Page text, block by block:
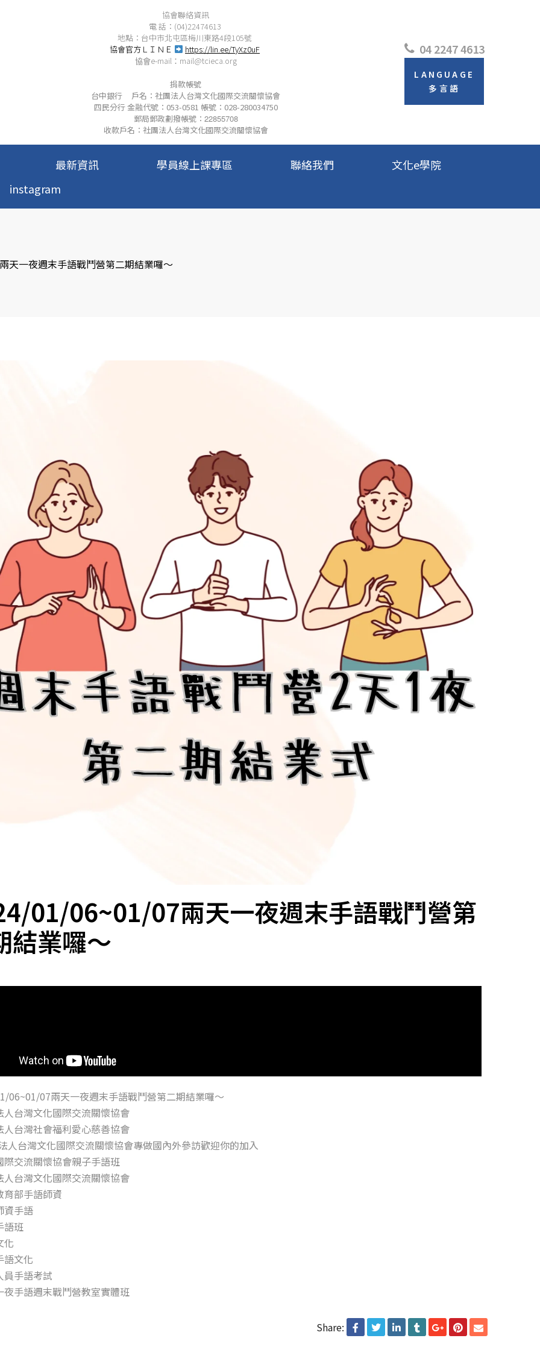
協會聯絡資訊
電 話：(04)22474613
地點：台中市北屯區梅川東路4段105號
協會官方ＬＩＮＥ
https://lin.ee/TyXz0uF
協會e-mail： mail@tcieca.org
捐款帳號
台中銀行 戶名：社團法人台灣文化國際交流關懷協會
四民分行 金融代號：053-0581 帳號：028-280034750
郵局郵政劃撥帳號： 22855708
收款戶名：社團法人台灣文化國際交流關懷協會
04 2247 4613
LANGUAGE
多言語
最新資訊 學員線上課專區 聯絡我們
文化e學院
instagram
天一夜週末手語戰鬥營第二期結業囉～
01/06~01/07兩天一夜週末手語戰鬥營第
結業囉～
06~01/07兩天一夜週末手語戰鬥營第二期結業囉～
人台灣文化國際交流關懷協會
人台灣社會福利愛心慈善協會
人台灣文化國際交流關懷協會專做國內外參訪歡迎你的加入
際交流關懷協會親子手語班
人台灣文化國際交流關懷協會
育部手語師資
資手語
語班
化
語文化
員手語考試
夜手語週末戰鬥營教室實體班
Share: